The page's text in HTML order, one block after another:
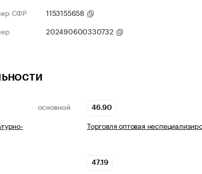
СФР
1153155658
202490600330732
ОСНОВНОЙ 46.90
Торговля оптовая
47.19